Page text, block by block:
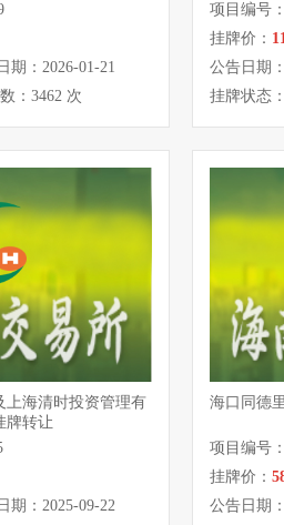
期：2026-01-21
：3462 次
项目编号
挂牌价：
公告日期
挂牌状态
上海清时投资管理有
牌转让
期：2025-09-22
海口同德
项目编号
挂牌价：
公告日期